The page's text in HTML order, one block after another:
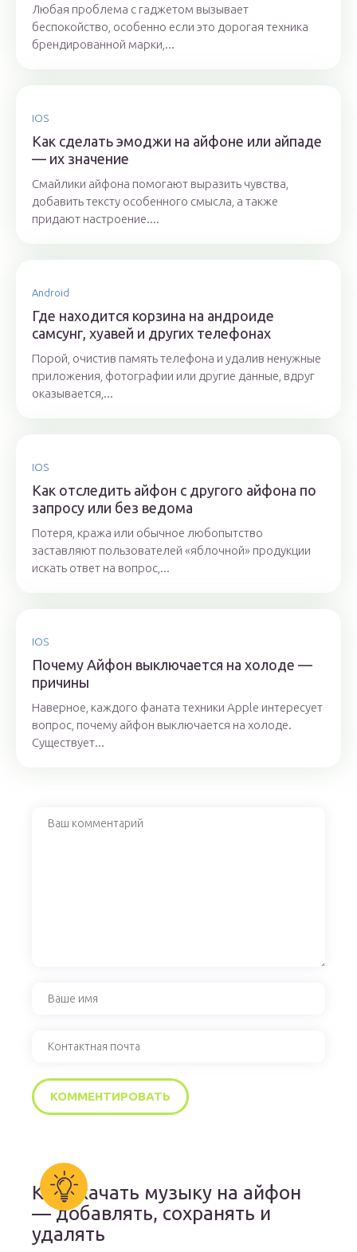
Любая проблема с гаджетом вызывает
беспокойство, особенно если это дорогая техника
брендированной марки,...
IOS
Как сделать эмоджи на айфоне или айпаде
— их значение
Смайлики айфона помогают выразить чувства,
добавить тексту особенного смысла, а также
придают настроение....
Android
Где находится корзина на андроиде
самсунг, хуавей и других телефонах
Порой, очистив память телефона и удалив ненужные
приложения, фотографии или другие данные, вдруг
оказывается,...
IOS
Как отследить айфон с другого айфона по
запросу или без ведома
Потеря, кража или обычное любопытство
заставляют пользователей «яблочной» продукции
искать ответ на вопрос,...
IOS
Почему Айфон выключается на холоде —
причины
Наверное, каждого фаната техники Apple интересует
вопрос, почему айфон выключается на холоде.
Существует...
Как скачать музыку на айфон
— добавлять, сохранять и
удалять